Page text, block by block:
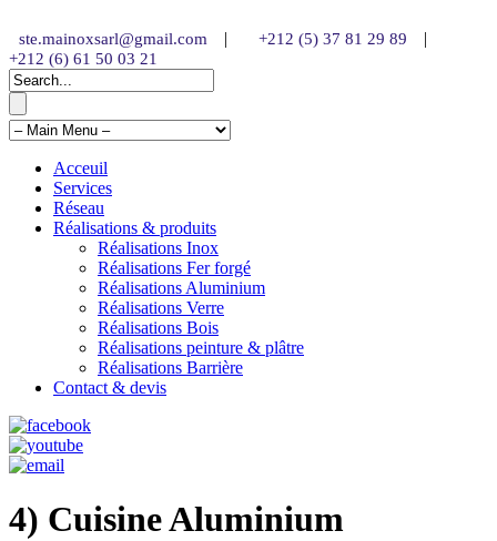
ste.mainoxsarl@gmail.com | +212 (5) 37 81 29 89 |
+212 (6) 61 50 03 21
Acceuil
Services
Réseau
Réalisations & produits
Réalisations Inox
Réalisations Fer forgé
Réalisations Aluminium
Réalisations Verre
Réalisations Bois
Réalisations peinture & plâtre
Réalisations Barrière
Contact & devis
4) Cuisine Aluminium